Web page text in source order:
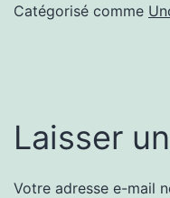
Catégorisé comme
Laisser
Votre adresse e-mail